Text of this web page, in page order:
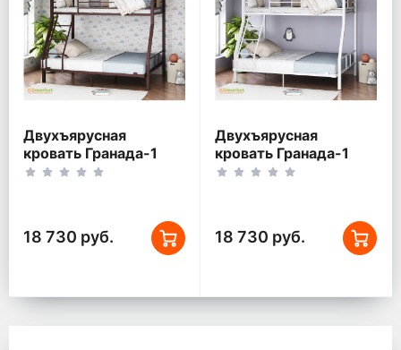
Двухъярусная
кровать Гранада-1
140 Коричневый
18 730 руб.
Двухъярусная
кровать Гранада-1
140 Белый
18 730 руб.